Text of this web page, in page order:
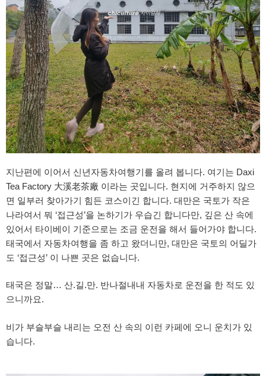
지난편에 이어서 신년자동차여행기를 올려 봅니다. 여기는 Daxi
Tea Factory 大溪老茶廠 이라는 곳입니다. 현지에 거주하지 않으
면 일부러 찾아가기 힘든 코스이긴 합니다. 대만은 국토가 작은
나라여서 뭐 ‘접근성’을 논하기가 우습긴 합니다만, 깊은 산 속에
있어서 타이베이 기준으로는 조금 운전을 해서 들어가야 합니다.
태국에서 자동차여행을 좀 하고 왔더니만, 대만은 국토의 어딜가
도 ‘접근성’ 이 나쁜 곳은 없습니다.
태국은 정말… 산.길.만. 반나절내내 자동차로 운전을 한 적도 있
으니까요.
비가 부슬부슬 내리는 오전 산 속의 이런 카페에 오니 운치가 있
습니다.